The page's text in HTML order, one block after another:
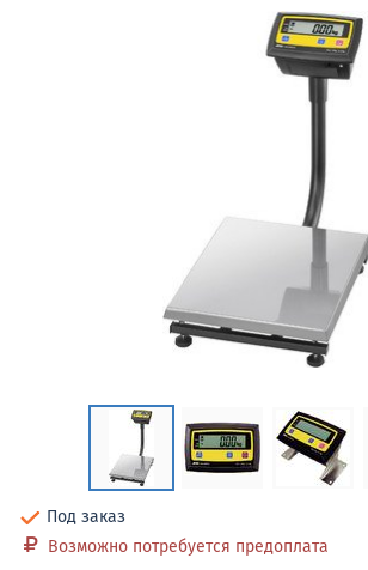
Под заказ
Возможно потребуется предоплата